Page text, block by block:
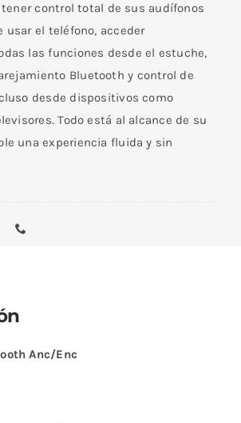
control total de sus audífonos
usar el teléfono, acceder
las funciones desde el estuche,
Bluetooth y control de
desde dispositivos como
Todo está al alcance de su
una experiencia fluida y sin
Anc/Enc